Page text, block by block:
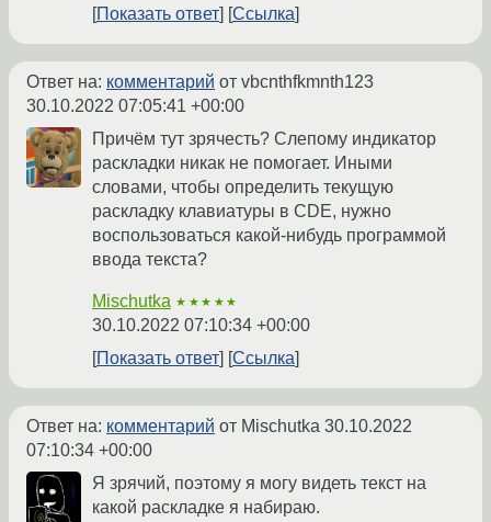
Показать ответ Ссылка
Ответ на: комментарий от vbcnthfkmnth123
30.10.2022 07:05:41 +00:00
Причём тут зрячесть? Слепому индикатор
раскладки никак не помогает. Иными
словами, чтобы определить текущую
раскладку клавиатуры в CDE, нужно
воспользоваться какой-нибудь программой
ввода текста?
Mischutka ★★★★★
30.10.2022 07:10:34 +00:00
Показать ответ
Ссылка
Ответ на: комментарий от Mischutka 30.10.2022
07:10:34 +00:00
Я зрячий, поэтому я могу видеть текст на
какой раскладке я набираю.